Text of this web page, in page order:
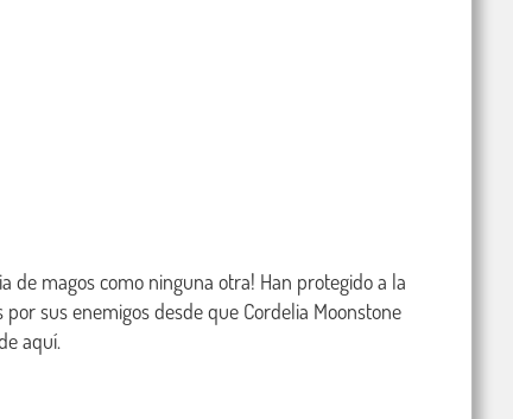
de magos como ninguna otra! Han protegido a la
sus enemigos desde que Cordelia Moonstone
aquí.